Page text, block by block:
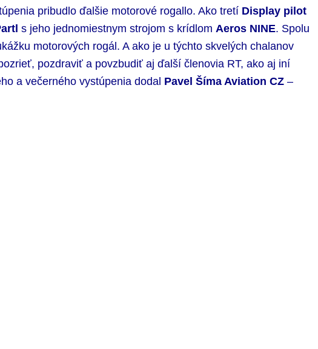
pribudlo ďalšie motorové rogallo. Ako tretí Display pilot
s jeho jednomiestnym strojom s krídlom Aeros NINE. Spolu
motorových rogál. A ako je u týchto skvelých chalanov
pozdraviť a povzbudiť aj ďalší členovia RT, ako aj iní
a večerného vystúpenia dodal Pavel Šíma Aviation CZ –